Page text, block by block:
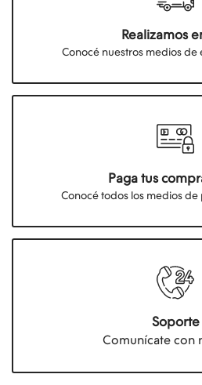
Realizamos
Conocé nuestros medios de
Paga tus
Conocé todos los medios
Soporte
Comunícate con